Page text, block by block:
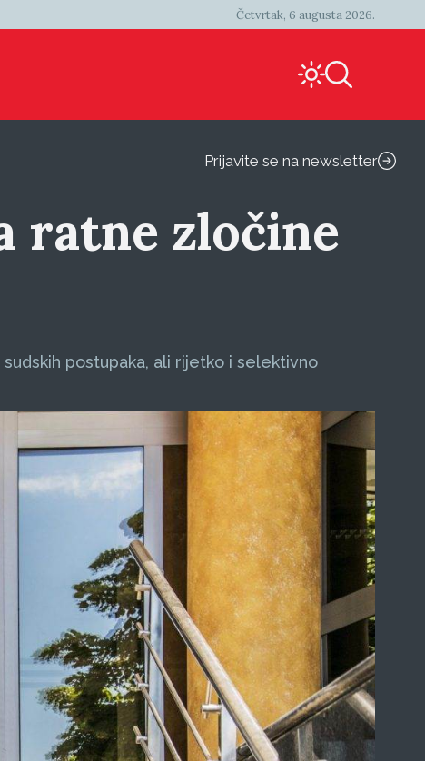
Četvrtak, 6 augusta 2026.
Prijavite se na newsletter
ratne zločine
postupaka, ali rijetko i selektivno